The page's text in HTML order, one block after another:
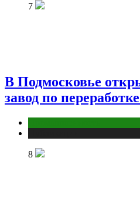
7
В Подмосковье
завод по
8